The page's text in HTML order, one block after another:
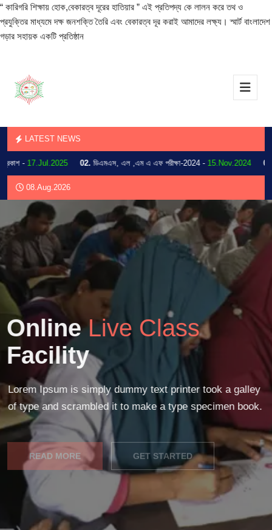
“ কারিগরি শিক্ষায় হোক,বেকারত্ব দূরের হাতিয়ার ” এই প্রতিপদ্য কে লালন করে তথ ও
প্রযুক্তির মাধ্যমে দক্ষ জনশক্তি তৈরি এবং বেকারত্ব দূর করাই আমাদের লক্ষ্য। স্মার্ট বাংলাদেশ
গড়ার সহায়ক একটি প্রতিষ্ঠান
LATEST NEWS
-17.Jul.2025 02. ডিএমএস, এল ,এম এ এফ পরীক্ষা-2024 -15.Nov.2024 03.
08.Aug.2026
OnlineLive Class
Facility
Lorem Ipsum is simply dummy text printer took a galley
of type and scrambled it to make a type specimen book.
READ MORE GET STARTED